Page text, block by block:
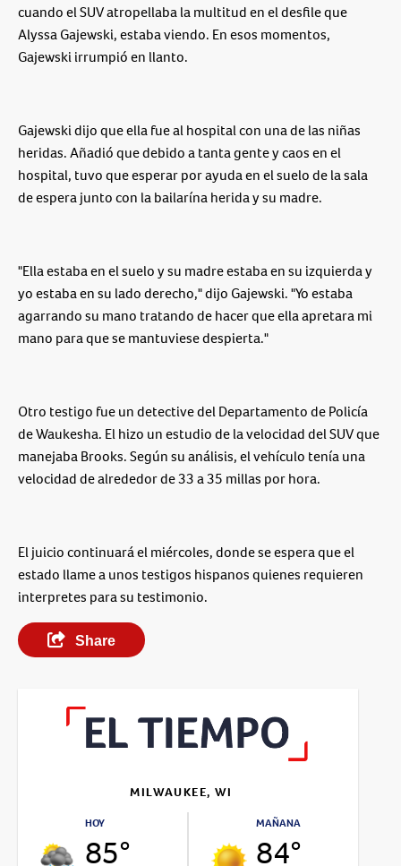
cuando el SUV atropellaba la multitud en el desfile que
Alyssa Gajewski, estaba viendo. En esos momentos,
Gajewski irrumpió en llanto.
Gajewski dijo que ella fue al hospital con una de las niñas
heridas. Añadió que debido a tanta gente y caos en el
hospital, tuvo que esperar por ayuda en el suelo de la sala
de espera junto con la bailarína herida y su madre.
"Ella estaba en el suelo y su madre estaba en su izquierda y
yo estaba en su lado derecho," dijo Gajewski. "Yo estaba
agarrando su mano tratando de hacer que ella apretara mi
mano para que se mantuviese despierta."
Otro testigo fue un detective del Departamento de Policía
de Waukesha. El hizo un estudio de la velocidad del SUV que
manejaba Brooks. Según su análisis, el vehículo tenía una
velocidad de alrededor de 33 a 35 millas por hora.
El juicio continuará el miércoles, donde se espera que el
estado llame a unos testigos hispanos quienes requieren
interpretes para su testimonio.
Share
MILWAUKEE, WI
HOY
85°
MAÑANA
84°